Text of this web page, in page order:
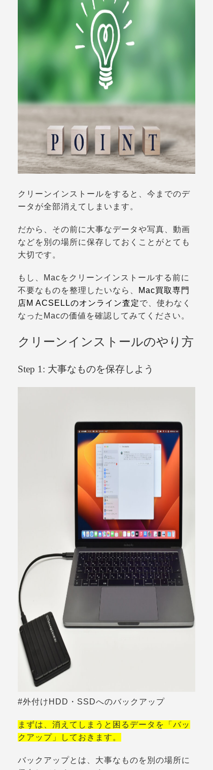
クリーンインストールをすると、今までのデ
ータが全部消えてしまいます。
だから、その前に大事なデータや写真、動画
などを別の場所に保存しておくことがとても
大切です。
もし、Macをクリーンインストールする前に
不要なものを整理したいなら、
Mac買取専門
店M ACSELLのオンライン査定で、使わなく
なったMacの価値を確認してみてください。
クリーンインストールのやり方
Step 1: 大事なものを保存しよう
#外付けHDD・SSDへのバックアップ
まずは、消えてしまうと困るデータを「バッ
クアップ」しておきます。
バックアップとは、大事なものを別の場所に